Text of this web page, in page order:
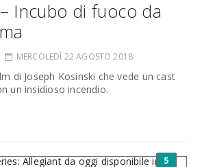
Incubo di fuoco da
MERCOLEDÌ 22 AGOSTO 2018
di Joseph Kosinski che vede un cast
un insidioso incendio.
5